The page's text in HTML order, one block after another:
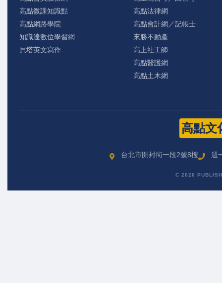
高點微課知識點
高點網路學院
知識達數位學習網
貝塔英文寫作
高點法律網
高點會計網／記帳士
來勝不動產
高上社工師
高點醫護網
高點土木網
高點文
台北市開封街一段2號8樓 週
C 2026